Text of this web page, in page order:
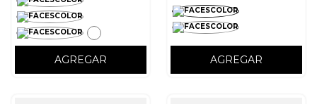
AGREGAR AGREGAR